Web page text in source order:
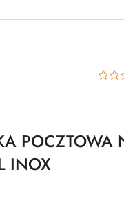
POCZTOWA
INOX